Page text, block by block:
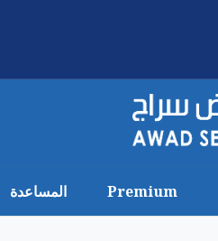
Premium المساعدة